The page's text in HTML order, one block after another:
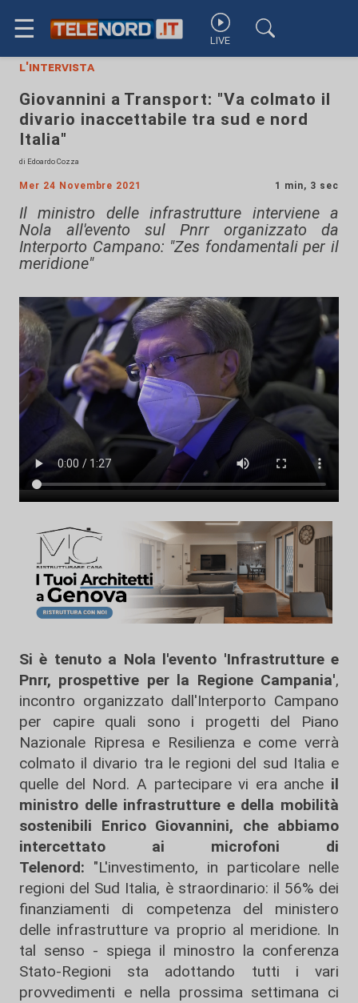
☰ LIVE
l'intervista
Giovannini a Transport: "Va colmato il
divario inaccettabile tra sud e nord
Italia"
di Edoardo Cozza
Mer 24 Novembre 2021 1 min, 3 sec
Il ministro delle infrastrutture interviene a
Nola all'evento sul Pnrr organizzato da
Interporto Campano: "Zes fondamentali per il
meridione"
Si è tenuto a Nola l'evento 'Infrastrutture e
Pnrr, prospettive per la Regione Campania',
incontro organizzato dall'Interporto Campano
per capire quali sono i progetti del Piano
Nazionale Ripresa e Resilienza e come verrà
colmato il divario tra le regioni del sud Italia e
quelle del Nord. A partecipare vi era anche il
ministro delle infrastrutture e della mobilità
sostenibili Enrico Giovannini, che abbiamo
intercettato ai microfoni di
Telenord: "L'investimento, in particolare nelle
regioni del Sud Italia, è straordinario: il 56% dei
finanziamenti di competenza del ministero
delle infrastrutture va proprio al meridione. In
tal senso - spiega il minostro la conferenza
Stato-Regioni sta adottando tutti i vari
provvedimenti e nella prossima settimana ci